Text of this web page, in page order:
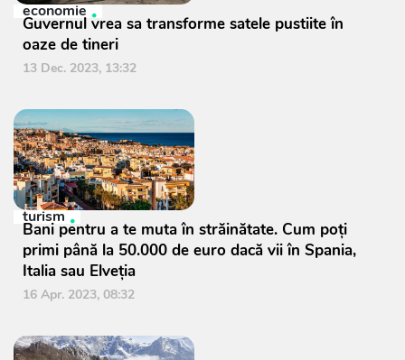
economie
Guvernul vrea sa transforme satele pustiite în
oaze de tineri
13 Dec. 2023, 13:32
turism
Bani pentru a te muta în străinătate. Cum poţi
primi până la 50.000 de euro dacă vii în Spania,
Italia sau Elveţia
16 Apr. 2023, 08:32